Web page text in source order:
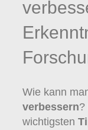
Wie kann
verbessern?
wichtigsten